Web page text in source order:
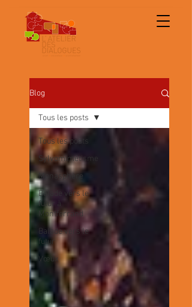
Blog
Tous les posts
Sylvomimétisme
Monasphère
Balade vers le
futur à
Montferrand
Balade vers le
futur
Vœux
Tous les posts